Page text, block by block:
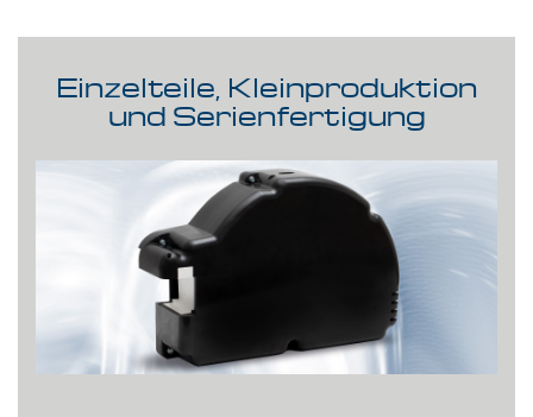
Einzelteile, Kleinproduktion
und Serienfertigung